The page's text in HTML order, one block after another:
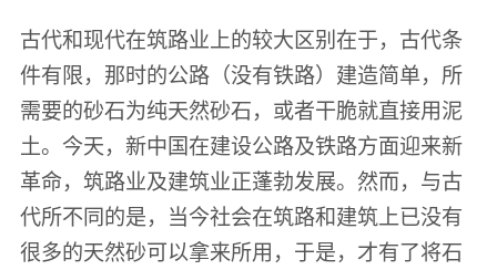
古代和现代在筑路业上的较大区别在于，古代条
件有限，那时的公路（没有铁路）建造简单，所
需要的砂石为纯天然砂石，或者干脆就直接用泥
土。今天，新中国在建设公路及铁路方面迎来新
革命，筑路业及建筑业正蓬勃发展。然而，与古
代所不同的是，当今社会在筑路和建筑上已没有
很多的天然砂可以拿来所用，于是，才有了将石